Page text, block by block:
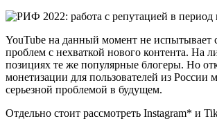
YouTube на данный момент не испытывает
проблем с нехваткой нового контента. На
позициях те же популярные блогеры. Но
монетизации для пользователей из России
серьезной проблемой в будущем.
Отдельно стоит рассмотреть Instagram* и